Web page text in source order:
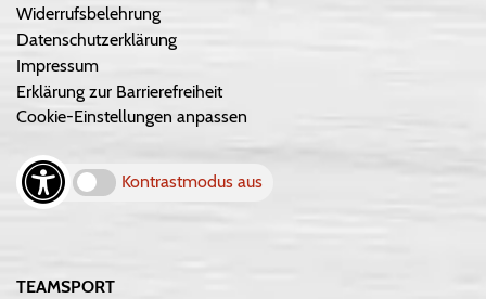
Widerrufsbelehrung
Datenschutzerklärung
Impressum
Erklärung zur Barrierefreiheit
Cookie-Einstellungen anpassen
Kontrastmodus aus
TEAMSPORT